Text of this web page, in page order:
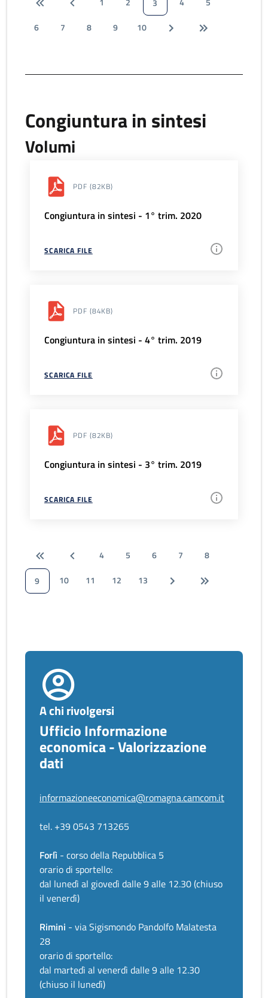
3
6
7 8 9 10
Congiuntura in sintesi
Volumi
PDF (82KB)
Congiuntura in sintesi - 1° trim. 2020
SCARICA FILE
PDF (84KB)
Congiuntura in sintesi - 4° trim. 2019
SCARICA FILE
PDF (82KB)
Congiuntura in sintesi - 3° trim. 2019
SCARICA FILE
4 5 6 7
8
9
10 11 12 13
A chi rivolgersi
Ufficio Informazione
economica - Valorizzazione
dati
informazioneeconomica@romagna.camcom.it
tel. +39 0543 713265
Forlì - corso della Repubblica 5
orario di sportello:
dal lunedì al giovedì dalle 9 alle 12.30 (chiuso
il venerdì)
Rimini - via Sigismondo Pandolfo Malatesta
28
orario di sportello:
dal martedì al venerdì dalle 9 alle 12.30
(chiuso il lunedì)